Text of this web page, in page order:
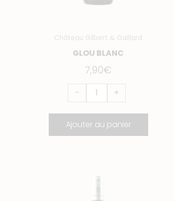
Château Gilbert & Gaillard
GLOU BLANC
7,90€
- +
Ajouter au panier